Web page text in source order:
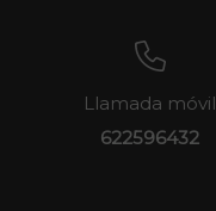
Llamada móvil
622596432